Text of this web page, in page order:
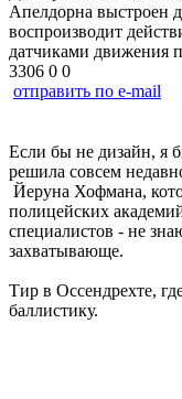
Апелдорна выстроен
воспроизводит
датчиками движения
3306 0 0
отправить по e-mail
Если бы не дизайн, я
решила совсем
Йеруна Хофмана,
полицейских
специалистов - не
захватывающе.
Тир в Оссендрехте,
баллистику.